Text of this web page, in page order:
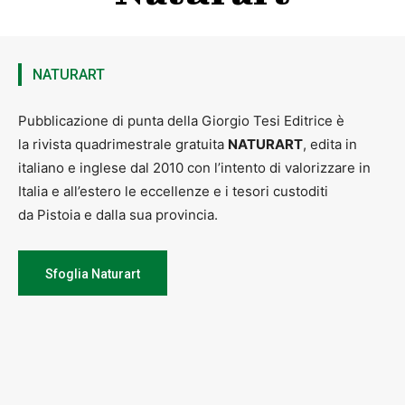
richiede prenotazione ne iscrizione. Percorso scaricabile su
anticontagio.
sarà aperto sabato 16 aprile dalle 9.00 alle 12.00 e dalle 16.00 alle
19.00 e che resterà aperto sabato, domenica e festivi negli stessi
orari. La splendida torre di Larciano Castello, da cui si gode un
panorama unico, sarà visitabile sempre sabato, domenica e festivi
dalle 9.00 alle 11.00 e nel pomeriggio dalle 16.00 alle 18.00.
Per informazioni:info@visitlarciano.com
NATURART
Pubblicazione di punta della Giorgio Tesi Editrice è
la rivista quadrimestrale gratuita NATURART, edita in
italiano e inglese dal 2010 con l’intento di valorizzare in
Italia e all’estero le eccellenze e i tesori custoditi
da Pistoia e dalla sua provincia.
Sfoglia Naturart